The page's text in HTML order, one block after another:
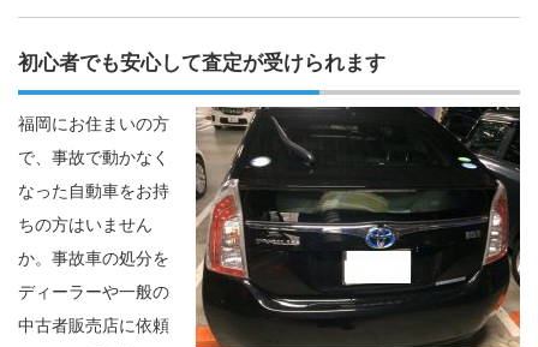
初心者でも安心して査定が受けられます
福岡にお住まいの方
で、事故で動かなく
なった自動車をお持
ちの方はいません
か。事故車の処分を
ディーラーや一般の
中古者販売店に依頼